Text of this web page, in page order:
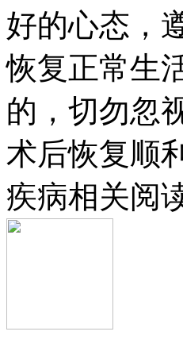
好的心态，
恢复正常生
的，切勿忽
术后恢复顺
疾病相关阅